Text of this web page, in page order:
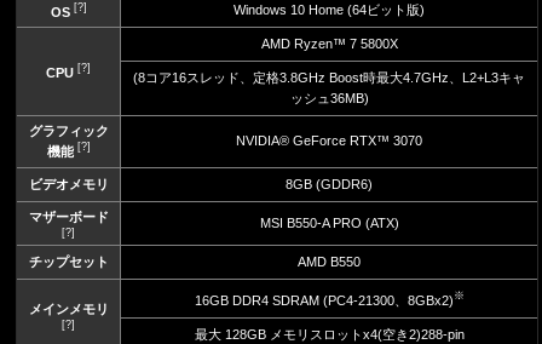
OS[?] Windows 10 Home (64ビット版)
CPU [?]
AMD Ryzen™ 7 5800X
(8コア16スレッド、定格3.8GHz Boost時最大4.7GHz、L2+L3キャ
ッシュ36MB)
グラフィック
機能[?] NVIDIA® GeForce RTX™ 3070
ビデオメモリ 8GB (GDDR6)
マザーボード
[?]
MSI B550-A PRO (ATX)
チップセット AMD B550
メインメモリ
[?]
16GB DDR4 SDRAM (PC4-21300、8GBx2) ※
最大 128GB メモリスロットx4(空き2)288-pin